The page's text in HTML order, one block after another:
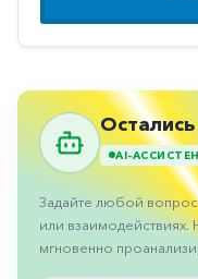
Противорвотные
AI-
Задайте любой
или
мгновенно